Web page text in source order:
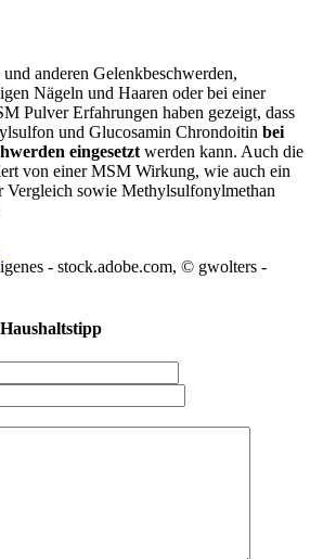
anderen Gelenkbeschwerden,
Nägeln und Haaren oder bei einer
Pulver Erfahrungen haben gezeigt, dass
und Glucosamin Chrondoitin bei
eingesetzt werden kann. Auch die
von einer MSM Wirkung, wie auch ein
Vergleich sowie Methylsulfonylmethan
- stock.adobe.com, © gwolters -